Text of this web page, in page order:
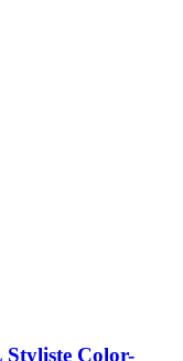
Color-​